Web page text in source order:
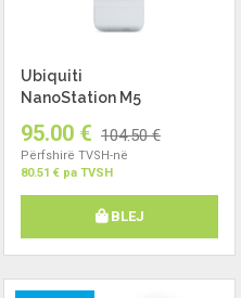
Ubiquiti
NanoStation M5
95.00 € 104.50 €
Përfshirë TVSH-në
80.51 € pa TVSH
BLEJ